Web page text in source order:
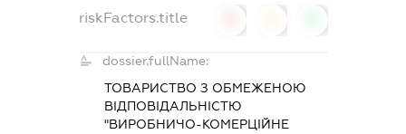
riskFactors.title
dossier.fullName:
ТОВАРИСТВО З ОБМЕЖЕНОЮ
ВІДПОВІДАЛЬНІСТЮ
"ВИРОБНИЧО-КОМЕРЦІЙНЕ